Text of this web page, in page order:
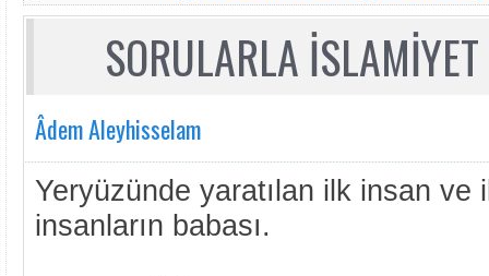
SORULARLA
Âdem Aleyhisselam
Yeryüzünde yaratılan ilk insan ve
insanların babası.